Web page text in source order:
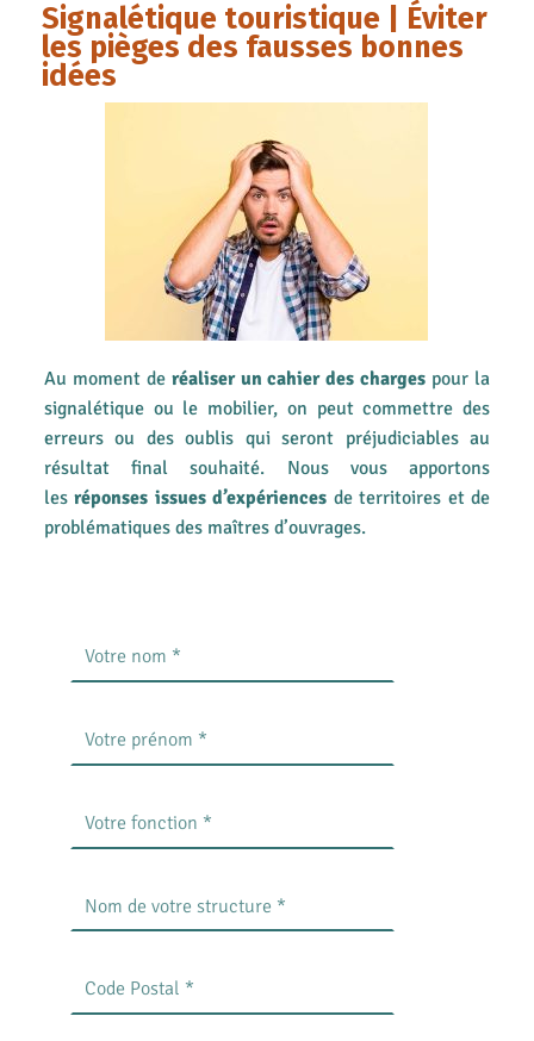
Signalétique touristique | Éviter
les pièges des fausses bonnes
idées
Au moment de réaliser un cahier des charges pour la
signalétique ou le mobilier, on peut commettre des
erreurs ou des oublis qui seront préjudiciables au
résultat final souhaité. Nous vous apportons
lesréponses issues d’expériences de territoires et de
problématiques des maîtres d’ouvrages.